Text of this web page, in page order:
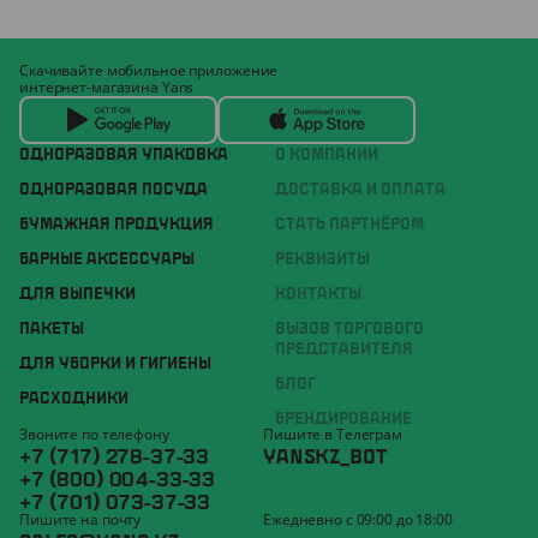
ОДНОРАЗОВАЯ УПАКОВКА
ОДНОРАЗОВАЯ ПОСУДА
БУМАЖНАЯ ПРОДУКЦИЯ
БАРНЫЕ АКСЕССУАРЫ
ДЛЯ ВЫПЕЧКИ
ПАКЕТЫ
ДЛЯ УБОРКИ И ГИГИЕНЫ
РАСХОДНИКИ
О КОМПАНИИ
ДОСТАВКА И ОПЛАТА
СТАТЬ ПАРТНЁРОМ
РЕКВИЗИТЫ
КОНТАКТЫ
ВЫЗОВ ТОРГОВОГО
ПРЕДСТАВИТЕЛЯ
БЛОГ
БРЕНДИРОВАНИЕ
Скачивайте мобильное приложение
интернет-магазина Yans
Звоните по телефону
+7 (717) 278-37-33
+7 (800) 004-33-33
+7 (701) 073-37-33
Пишите в Телеграм
YANSKZ_BOT
Пишите на почту Ежедневно с 09:00 до 18:00